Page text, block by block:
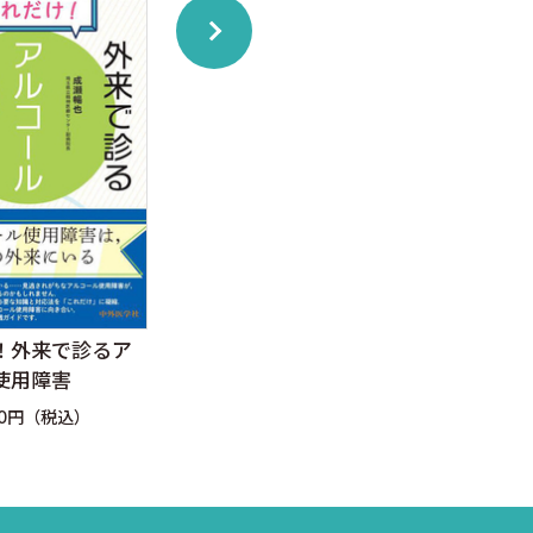
つながりを理解し、より良
外来で診るア
用障害
（税込）